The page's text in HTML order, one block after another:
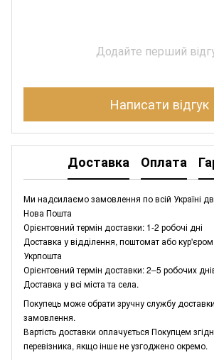
Додайте перший
Написати відгук
Доставка Оплата
Ми надсилаємо замовлення по всій Україні
Нова Пошта
Орієнтовний термін доставки: 1-2 робочі дні
Доставка у відділення, поштомат або
Укрпошта
Орієнтовний термін доставки: 2–5 робочих
Доставка у всі міста та села.
Покупець може обрати зручну службу
замовлення.
Вартість доставки оплачується Покупцем
перевізника, якщо інше не узгоджено окремо.